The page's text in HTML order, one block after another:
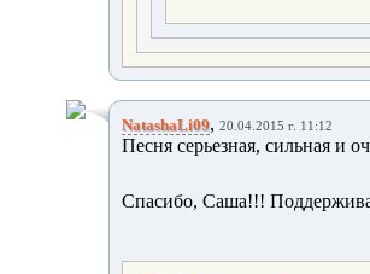
NatashaLi09, 20.04.2015 г. 11:12
Песня серьезная, сильная и
Спасибо, Саша!!!